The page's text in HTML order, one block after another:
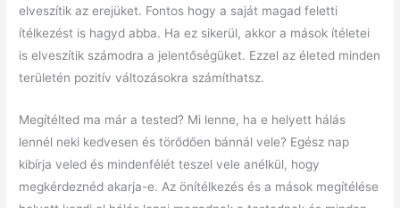
elveszítik az erejüket. Fontos hogy a saját magad feletti
ítélkezést is hagyd abba. Ha ez sikerül, akkor a mások ítéletei
is elveszítik számodra a jelentőségüket. Ezzel az életed minden
területén pozitív változásokra számíthatsz.
Megítélted ma már a tested? Mi lenne, ha e helyett hálás
lennél neki kedvesen és törődően bánnál vele? Egész nap
kibírja veled és mindenfélét teszel vele anélkül, hogy
megkérdeznéd akarja-e. Az önítélkezés és a mások megítélése